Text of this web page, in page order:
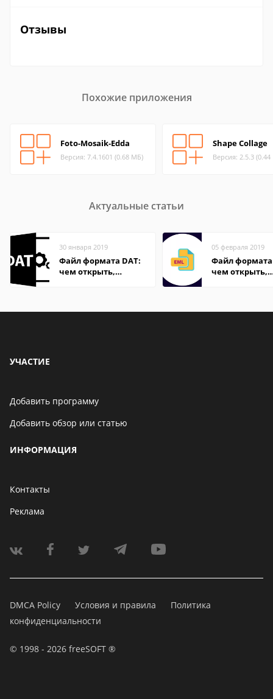
Отзывы
Похожие приложения
Foto-Mosaik-Edda
Версия: 7.4.1601 (0.68 МБ)
Shape Collage
Версия: 2.5.3
Актуальные статьи
30 января 2019
Файл формата DAT:
чем открыть,
05 февраля 2019
Файл формата
чем открыть,
УЧАСТИЕ
Добавить программу
Добавить обзор или статью
ИНФОРМАЦИЯ
Контакты
Реклама
DMCA Policy Условия и правила
Политика
конфиденциальности
© 1998 - 2026 freeSOFT ®